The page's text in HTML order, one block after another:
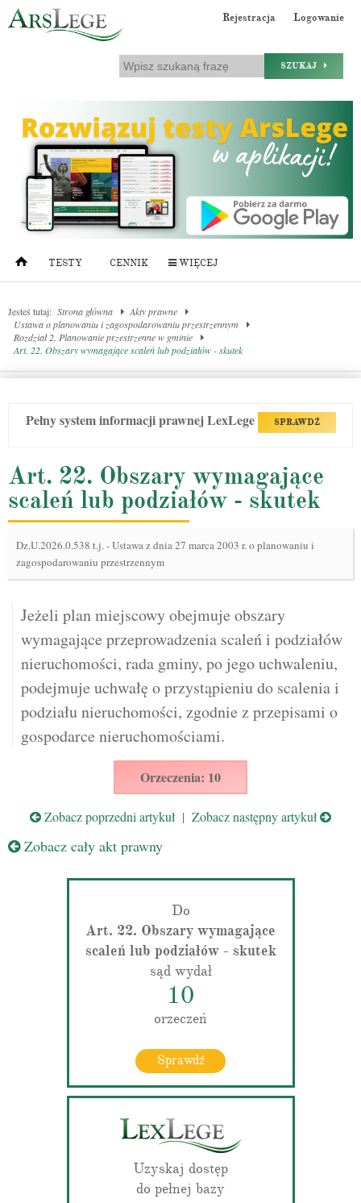
Rejestracja Logowanie
SZUKAJ
TESTY CENNIK WIĘCEJ
Jesteś tutaj: Strona główna
Akty prawne
Ustawa o planowaniu i zagospodarowaniu przestrzennym
Rozdział 2. Planowanie przestrzenne w gminie
Art. 22. Obszary wymagające scaleń lub podziałów - skutek
Pełny system informacji prawnej LexLege SPRAWDŹ
Art. 22. Obszary wymagające
scaleń lub podziałów - skutek
Dz.U.2026.0.538 t.j.-Ustawa z dnia 27 marca 2003 r. o planowaniu i
zagospodarowaniu przestrzennym
Jeżeli plan miejscowy obejmuje obszary
wymagające przeprowadzenia scaleń i podziałów
nieruchomości, rada gminy, po jego uchwaleniu,
podejmuje uchwałę o przystąpieniu do scalenia i
podziału nieruchomości, zgodnie z przepisami o
gospodarce nieruchomościami.
Orzeczenia: 10
Zobacz poprzedni artykuł | Zobacz następny artykuł
Zobacz cały akt prawny
Do
Art. 22. Obszary wymagające
scaleń lub podziałów - skutek
sąd wydał
10
orzeczeń
Sprawdź
Uzyskaj dostęp
do pełnej bazy